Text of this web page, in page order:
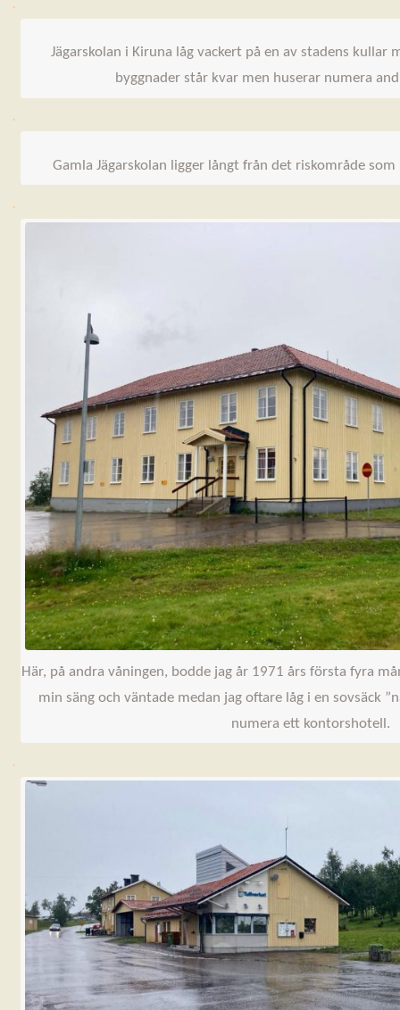
Jägarskolan i Kiruna låg vackert på en av stadens kullar
byggnader står kvar men huserar numera
.
Gamla Jägarskolan ligger långt från det riskområde
.
Här, på andra våningen, bodde jag år 1971 års första fyra
min säng och väntade medan jag oftare låg i en sovsäck
numera ett kontorshotell.
.